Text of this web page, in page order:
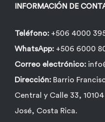
de
INFORMACIÓN DE
Teléfono: +506 4000
WhatsApp: +506 6000
Correo electrónico:
Dirección: Barrio
Central y Calle 33,
José, Costa Rica.